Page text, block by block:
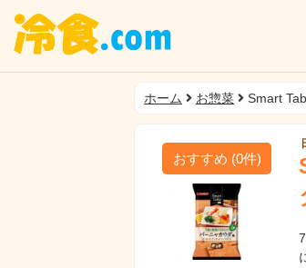
ホーム お惣菜 Smart
おすすめ (0件)